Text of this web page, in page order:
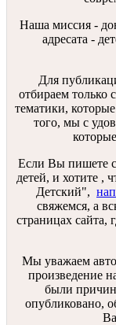
Наша миссия -
адресата -
Для
отбираем только
тематики,
того, мы с
Если Вы пишете
детей, и хотите ,
Детский",
свяжемся, а
страницах сайта,
Мы уважаем
произведение
были
опубликовано,